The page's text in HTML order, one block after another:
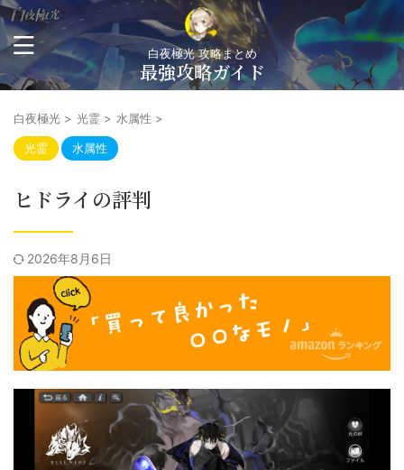
白夜極光 攻略まとめ
最強攻略ガイド
白夜極光 > 光霊 > 水属性 >
光霊 水属性
ヒドライの評判
2026年8月6日